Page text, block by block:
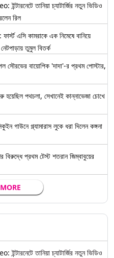
তানিয়া চ্যাটার্জির নতুন ভিডিও
রিল
কামরাকে এক নিমেষে বানিয়ে
তুমুল বিতর্ক
বায়োপিক 'দাদা'-র প্রথম পোস্টার,
পথচলা, সেখানেই কান্নাভেজা চোখে
গ্ল্যামারাস লুকে ধরা দিলেন কঙ্গনা
প্রথম টেস্ট শতরান জিম্বাবুয়ের
তানিয়া চ্যাটার্জির নতুন ভিডিও